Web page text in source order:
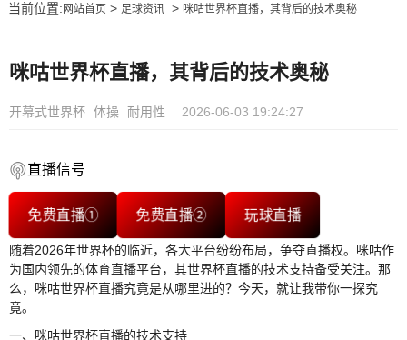
当前位置: 网站首页> 足球资讯> 咪咕世界杯直播，其背后的技术奥秘
咪咕世界杯直播，其背后的技术奥秘
开幕式世界杯 体操 耐用性 2026-06-03 19:24:27
直播信号
免费直播① 免费直播② 玩球直播
随着2026年世界杯的临近，各大平台纷纷布局，争夺直播权。咪咕作
为国内领先的体育直播平台，其世界杯直播的技术支持备受关注。那
么，咪咕世界杯直播究竟是从哪里进的？今天，就让我带你一探究
竟。
一、咪咕世界杯直播的技术支持